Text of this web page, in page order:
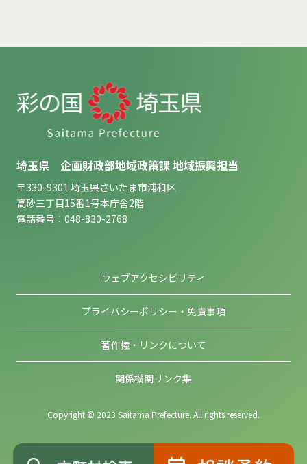
埼玉県 企画財政部地域政策課 地域振興担当
〒330-9301 埼玉県さいたま市浦和区
高砂三丁目15番1号本庁舎2階
電話番号：048-830-2768
ウェブアクセシビリティ
プライバシーポリシー・免責事項
著作権・リンクについて
関係機関リンク集
Copyright © 2023 Saitama Prefecture. All rights reserved.